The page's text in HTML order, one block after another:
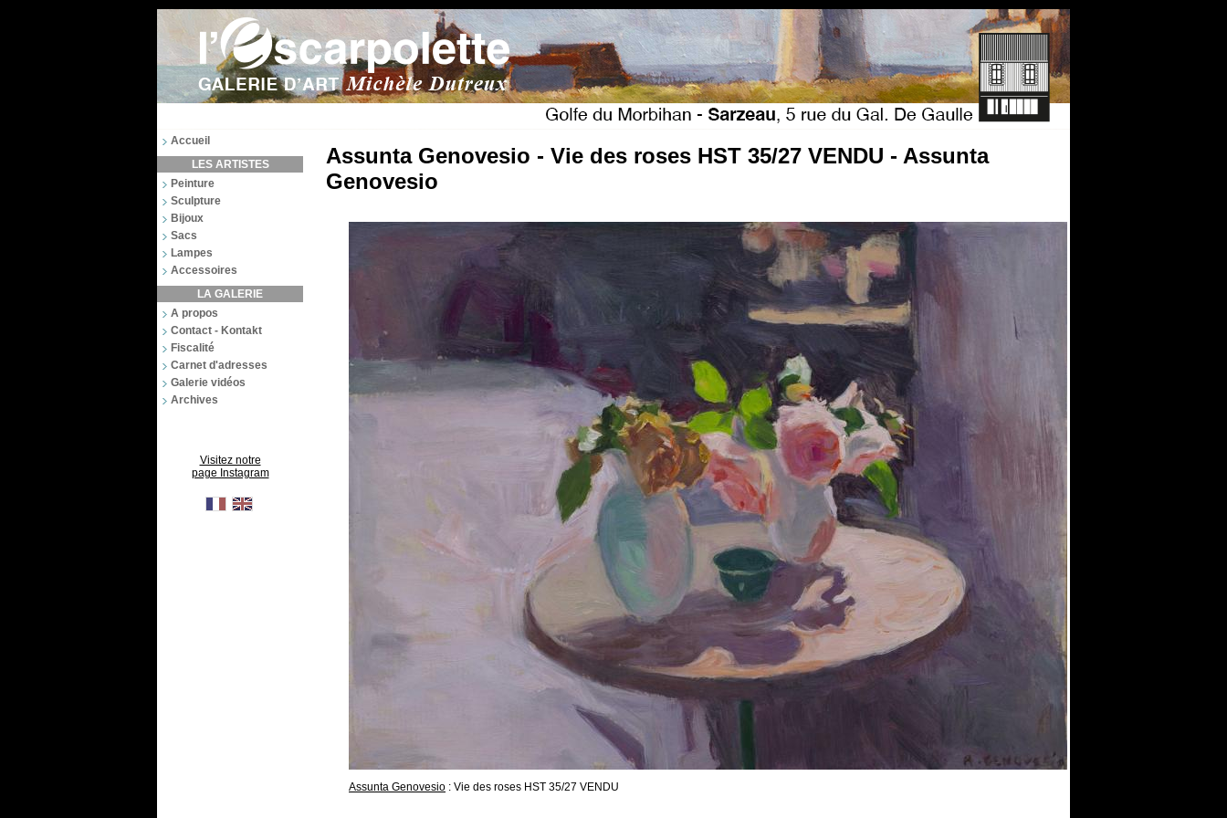
Accueil
LES ARTISTES
Peinture
Sculpture
Bijoux
Sacs
Lampes
Accessoires
LA GALERIE
A propos
Contact - Kontakt
Fiscalité
Carnet d'adresses
Galerie vidéos
Archives
Visitez notre
page Instagram
Assunta Genovesio - Vie des roses HST 35/27 VENDU - Assunta
Genovesio
Assunta Genovesio : Vie des roses HST 35/27 VENDU